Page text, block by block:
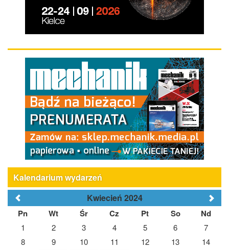
Kalendarium wydarzeń
Kwiecień 2024
Pn Wt Śr Cz Pt So Nd
1 2 3 4 5 6
7
8
9 10 11 12 13
14